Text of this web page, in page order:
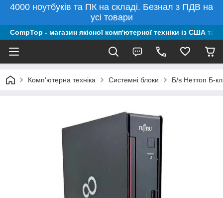
4000 ноутбуків та ПК на складі. Безнал з ПДВ на
усі товари
CompTop - магазин якісної комп'ютерної техніки із США та
Комп'ютерна техніка Системні блоки Б/в Неттоп Б-